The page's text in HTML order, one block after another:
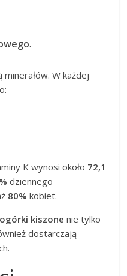
.
W każdej
K wynosi około 72,1
dziennego
80% kobiet.
kiszone nie tylko
dostarczają